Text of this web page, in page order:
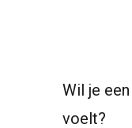
Wil je
voelt?